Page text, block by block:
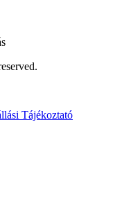
Tájékoztató